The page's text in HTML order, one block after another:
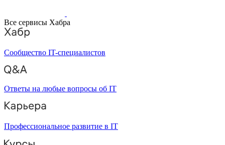
Все сервисы Хабра
Сообщество IT-специалистов
Ответы на любые вопросы об IT
Профессиональное развитие в IT